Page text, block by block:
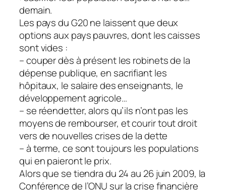
demain.
Les pays du G20 ne laissent que deux
options aux pays pauvres, dont les caisses
sont vides :
– couper dès à présent les robinets de la
dépense publique, en sacrifiant les
hôpitaux, le salaire des enseignants, le
développement agricole…
– se réendetter, alors qu’ils n’ont pas les
moyens de rembourser, et courir tout droit
vers de nouvelles crises de la dette
– à terme, ce sont toujours les populations
qui en paieront le prix.
Alors que se tiendra du 24 au 26 juin 2009, la
Conférence de l’ONU sur la crise financière